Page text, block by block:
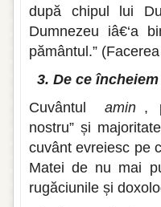
după chipul lui
Dumnezeu iâ€‘a
pământul.”
3. De ce
Cuvântul
amin ,
nostru” și
cuvânt evreiesc pe
Matei de nu mai
rugăciunile și